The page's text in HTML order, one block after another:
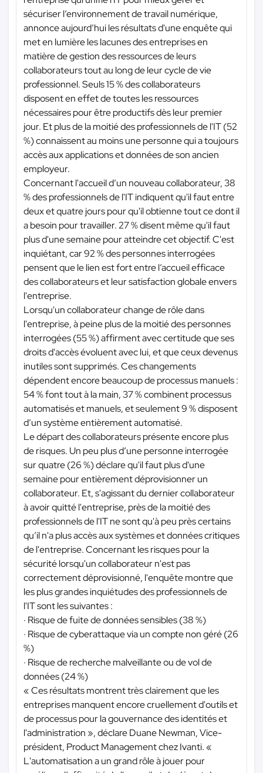
sécuriser l’environnement de travail numérique,
annonce aujourd’hui les résultats d'une enquête qui
met en lumière les lacunes des entreprises en
matière de gestion des ressources de leurs
collaborateurs tout au long de leur cycle de vie
professionnel. Seuls 15 % des collaborateurs
disposent en effet de toutes les ressources
nécessaires pour être productifs dès leur premier
jour. Et plus de la moitié des professionnels de l'IT (52
%) connaissent au moins une personne qui a toujours
accès aux applications et données de son ancien
employeur.
Concernant l'accueil d’un nouveau collaborateur, 38
% des professionnels de l'IT indiquent qu'il faut entre
deux et quatre jours pour qu'il obtienne tout ce dont il
a besoin pour travailler. 27 % disent même qu'il faut
plus d'une semaine pour atteindre cet objectif. C'est
inquiétant, car 92 % des personnes interrogées
pensent que le lien est fort entre l’accueil efficace
des collaborateurs et leur satisfaction globale envers
l'entreprise.
Lorsqu'un collaborateur change de rôle dans
l'entreprise, à peine plus de la moitié des personnes
interrogées (55 %) affirment avec certitude que ses
droits d'accès évoluent avec lui, et que ceux devenus
inutiles sont supprimés. Ces changements
dépendent encore beaucoup de processus manuels :
54 % font tout à la main, 37 % combinent processus
automatisés et manuels, et seulement 9 % disposent
d’un système entièrement automatisé.
Le départ des collaborateurs présente encore plus
de risques. Un peu plus d’une personne interrogée
sur quatre (26 %) déclare qu'il faut plus d'une
semaine pour entièrement déprovisionner un
collaborateur. Et, s'agissant du dernier collaborateur
à avoir quitté l'entreprise, près de la moitié des
professionnels de l'IT ne sont qu'à peu près certains
qu’il n'a plus accès aux systèmes et données critiques
de l'entreprise. Concernant les risques pour la
sécurité lorsqu'un collaborateur n'est pas
correctement déprovisionné, l'enquête montre que
les plus grandes inquiétudes des professionnels de
l'IT sont les suivantes :
· Risque de fuite de données sensibles (38 %)
· Risque de cyberattaque via un compte non géré (26
%)
· Risque de recherche malveillante ou de vol de
données (24 %)
« Ces résultats montrent très clairement que les
entreprises manquent encore cruellement d'outils et
de processus pour la gouvernance des identités et
l'administration », déclare Duane Newman, Vice-
président, Product Management chez Ivanti. «
L'automatisation a un grand rôle à jouer pour